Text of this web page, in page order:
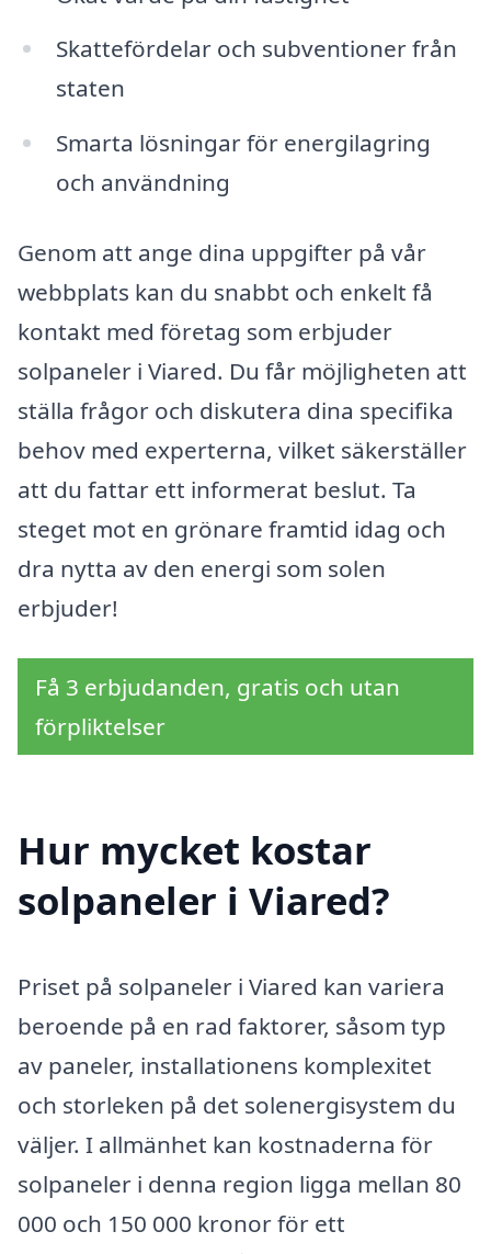
Skattefördelar och subventioner från
staten
Smarta lösningar för energilagring
och användning
Genom att ange dina uppgifter på vår
webbplats kan du snabbt och enkelt få
kontakt med företag som erbjuder
solpaneler i Viared. Du får möjligheten att
ställa frågor och diskutera dina specifika
behov med experterna, vilket säkerställer
att du fattar ett informerat beslut. Ta
steget mot en grönare framtid idag och
dra nytta av den energi som solen
erbjuder!
Få 3 erbjudanden, gratis och utan
förpliktelser
Hur mycket kostar
solpaneler i Viared?
Priset på solpaneler i Viared kan variera
beroende på en rad faktorer, såsom typ
av paneler, installationens komplexitet
och storleken på det solenergisystem du
väljer. I allmänhet kan kostnaderna för
solpaneler i denna region ligga mellan 80
000 och 150 000 kronor för ett